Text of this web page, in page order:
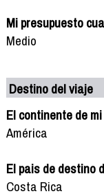
Mi presupuesto
Medio
Destino del viaje
El continente de
América
El pais de destino
Costa Rica